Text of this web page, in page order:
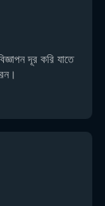
দূর করি যাতে